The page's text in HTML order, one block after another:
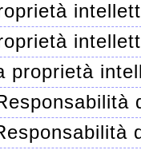
proprietà